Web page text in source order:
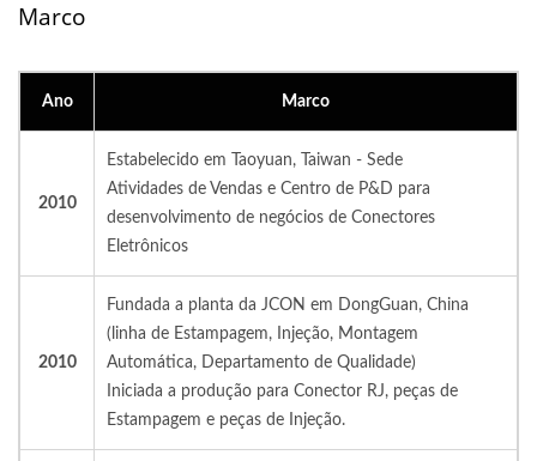
Marco
Ano Marco
2010
Estabelecido em Taoyuan, Taiwan - Sede
Atividades de Vendas e Centro de P&D para
desenvolvimento de negócios de Conectores
Eletrônicos
2010
Fundada a planta da JCON em DongGuan, China
(linha de Estampagem, Injeção, Montagem
Automática, Departamento de Qualidade)
Iniciada a produção para Conector RJ, peças de
Estampagem e peças de Injeção.